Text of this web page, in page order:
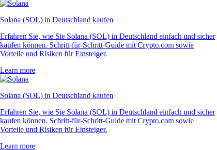
Solana (SOL) in Deutschland kaufen
Erfahren Sie, wie Sie Solana (SOL) in Deutschland einfach und sicher
kaufen können. Schritt-für-Schritt-Guide mit Crypto.com sowie
Vorteile und Risiken für Einsteiger.
Learn more
Solana (SOL) in Deutschland kaufen
Erfahren Sie, wie Sie Solana (SOL) in Deutschland einfach und sicher
kaufen können. Schritt-für-Schritt-Guide mit Crypto.com sowie
Vorteile und Risiken für Einsteiger.
Learn more